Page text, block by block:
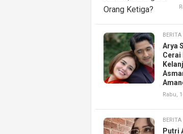
BERITA
Arya
Cerai
Rabu,
BERITA
Putri